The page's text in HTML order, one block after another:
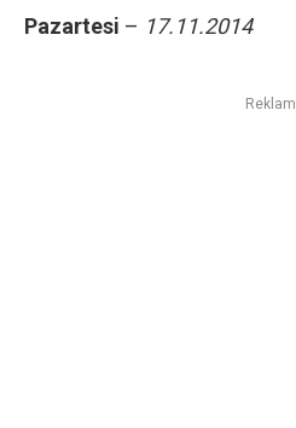
Pazartesi – 17.11.2014
Reklam